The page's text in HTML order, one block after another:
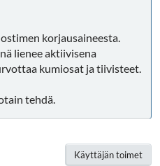
korjausaineesta.
lienee aktiivisena
kumiosat ja tiivisteet.
tehdä.
Käyttäjän toimet